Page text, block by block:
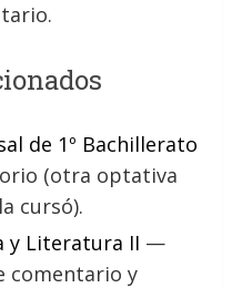
de 1º Bachillerato
(otra optativa
cursó).
y Literatura II —
comentario y